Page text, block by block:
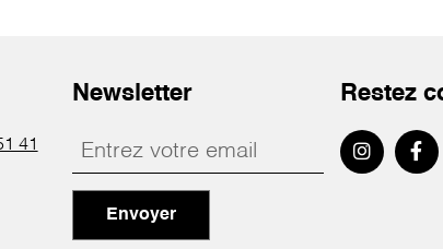
41
Newsletter
Envoyer
Restez